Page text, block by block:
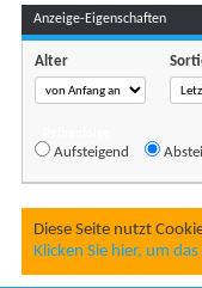
Anzeige-Eigenschaften
Alter
Aufsteigend
Diese Seite nutzt
Klicken Sie hier, um